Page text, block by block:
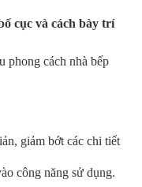
cục và cách bày trí
phong cách nhà bếp
giảm bớt các chi tiết
công năng sử dụng.